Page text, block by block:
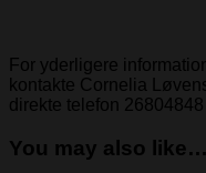
For yderligere
kontakte Cornelia
direkte telefon
You may also like…